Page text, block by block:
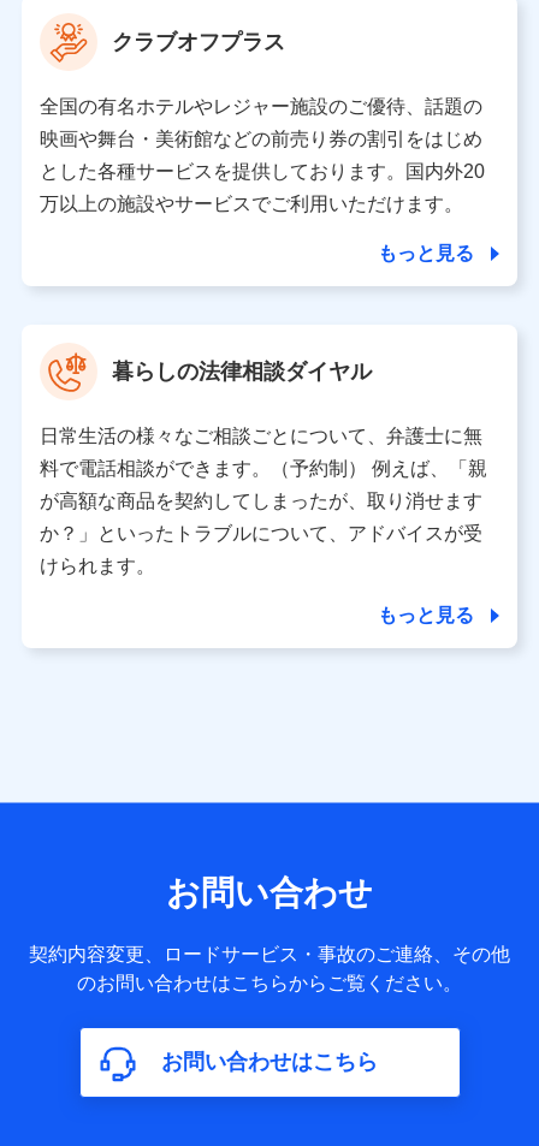
上記に係る案内・手続き・管理等付帯業務を行うため
【当該個人データの管理について責任を有する者の名称・住
所・代表者名】
当該個人データを取り扱う各共同利用者（詳細は次のとお
り）
東京都千代田区永田町2丁目11番1号 山王パークタワー
株式会社NTTドコモ 代表取締役社長 前田 義晃
東京都中央区日本橋人形町2-14-10 アーバンネット日本橋
ビル 3F
※ 当社および株式会社NTTドコモは、お客さまの情報を利
データ憲章」に定める行動原則を順守します 。
※ パーソナルデータダッシュボードの「第三者提供の管
理」の設定状態にかかわらず、共同利用する場合がありま
※ dポイントクラブ会員ではないお客さま（2019年12月11
日以降、一度もdポイントクラブ会員であったことがないお
個人データは、こちら の利用目的の範囲内に限って共同利
用します。
サービス提供等を通じて取得した、以下の情報などの個人デ
基本情報
氏名、電話番号、メールアドレス、お客さまの識別子、
属性、連絡先、dポイントサービスのご利用に関する情
構成、住所、dポイント残高、dポイント利用履歴などが
含まれます。
利用情報
クラブオフプラス
全国の有名ホテルやレジャー施設のご優待、話題の
映画や舞台・美術館などの前売り券の割引をはじめ
とした各種サービスを提供しております。国内外20
万以上の施設やサービスでご利用いただけます。
もっと見る
暮らしの法律相談ダイヤル
日常生活の様々なご相談ごとについて、弁護士に無
料で電話相談ができます。（予約制） 例えば、「親
が高額な商品を契約してしまったが、取り消せます
か？」といったトラブルについて、アドバイスが受
けられます。
もっと見る
お問い合わせ
契約内容変更、ロードサービス・事故のご連絡、その他
のお問い合わせはこちらからご覧ください。
お問い合わせはこちら